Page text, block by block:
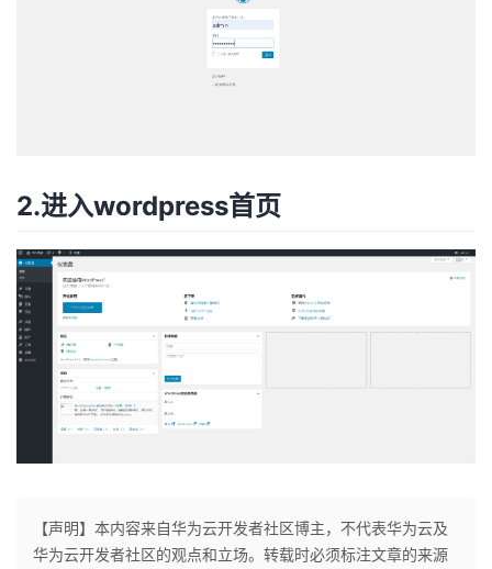
2.进入wordpress首页
【声明】本内容来自华为云开发者社区博主，不代表华为云及
华为云开发者社区的观点和立场。转载时必须标注文章的来源